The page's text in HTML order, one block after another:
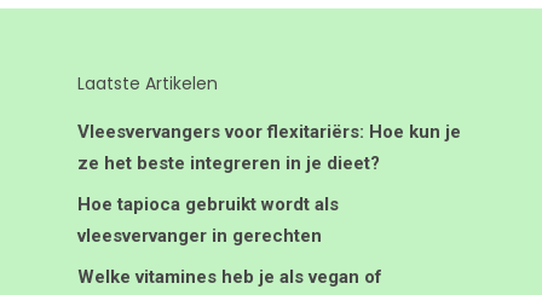
Laatste Artikelen
Vleesvervangers voor flexitariërs: Hoe kun je
ze het beste integreren in je dieet?
Hoe tapioca gebruikt wordt als
vleesvervanger in gerechten
Welke vitamines heb je als vegan of